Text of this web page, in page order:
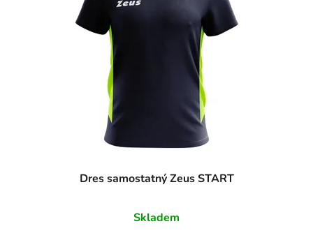
Dres samostatný Zeus START
Skladem